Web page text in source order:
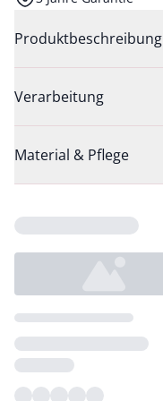
Produktbeschreibung
Verarbeitung
Material & Pflege